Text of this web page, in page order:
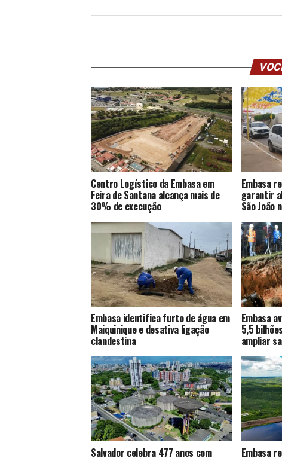
Centro Logístico da Embasa em
Feira de Santana alcança mais de
30% de execução
Embasa
garantir
São João
Embasa identifica furto de água em
Maiquinique e desativa ligação
clandestina
Embasa
5,5
ampliar
Salvador celebra 477 anos com Embasa